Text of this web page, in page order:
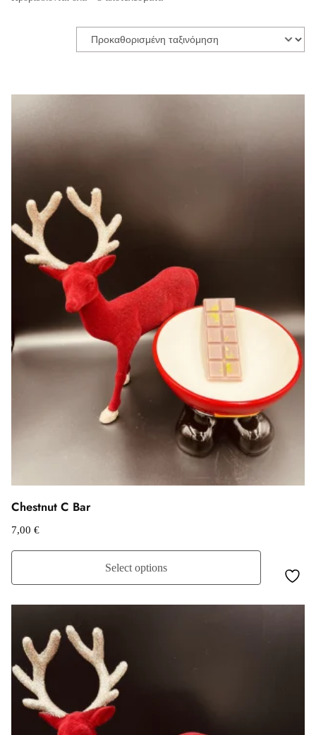
Chestnut C Bar
7,00 €
Select options